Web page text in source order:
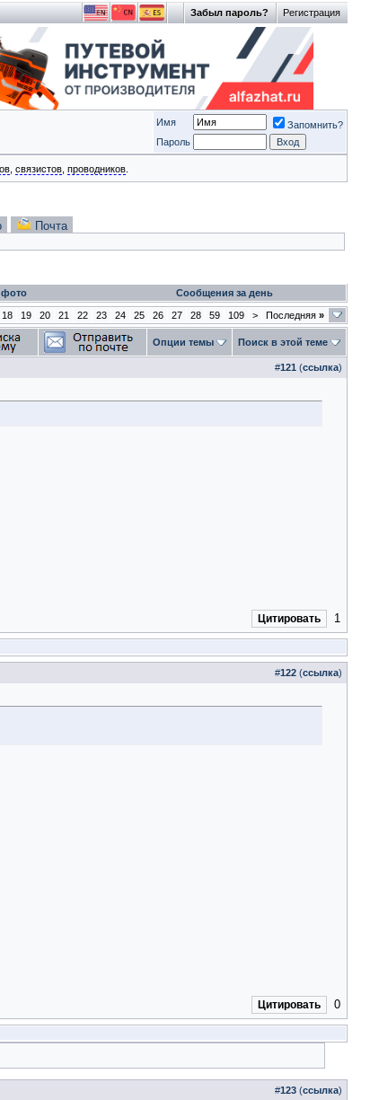
Регистрация
Забыл пароль?
Имя
Запомнить?
Пароль
связистов проводников
Почта
фото Сообщения за день
18 19 20 21 22 23 24 25 26 27 28 59 109 > Последняя »
Опции темы Поиск в этой теме
#121 (ссылка)
Цитировать 1
#122 (ссылка)
Цитировать 0
#123 (ссылка)